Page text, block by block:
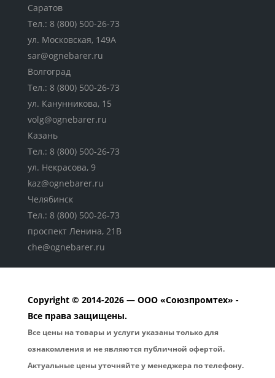
Саратов
Тел.: 8 (800) 500-26-73
ул. Московская, 149А
sar@ognebarer.ru
Волгоград
Тел.: 8 (800) 500-26-73
ул. Канунникова, 15
volg@ognebarer.ru
Казань
Тел.: 8 (800) 500-26-73
ул. Некрасова, 9
kaz@ognebarer.ru
Челябинск
Тел.: 8 (800) 500-26-73
проспект Ленина, 21В
che@ognebarer.ru
Copyright © 2014-2026 — ООО «Союзпромтех» -
Все права защищены.
Все цены на товары и услуги указаны только для
ознакомления и не являются публичной офертой.
Актуальные цены уточняйте у менеджера по телефону.